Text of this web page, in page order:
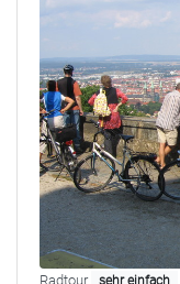
Radtour sehr einfach